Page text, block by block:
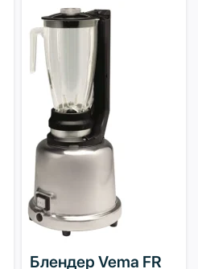
Блендер Vema FR